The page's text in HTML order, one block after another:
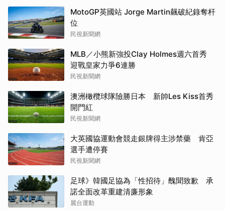
MotoGP英國站 Jorge Martin飆破紀錄奪杆
位
民視新聞網
MLB／小熊新強投Clay Holmes週六首秀
迎戰皇家力爭6連勝
民視新聞網
澳洲橄欖球隊險勝日本 新帥Les Kiss首秀
開門紅
民視新聞網
大英國協運動會競走銀牌得主涉禁藥 肯亞
選手遭停賽
民視新聞網
足球》韓國足協為「性招待」醜聞致歉 承
諾全面改革重建清廉形象
麗台運動